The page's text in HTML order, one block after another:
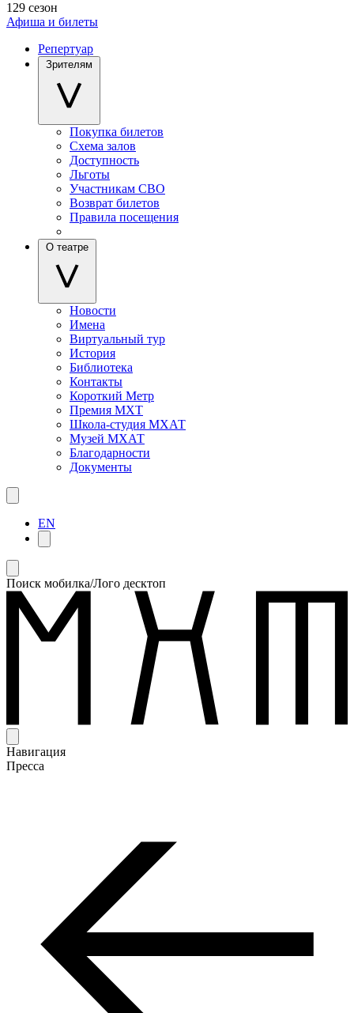
129 сезон
Афиша и билеты
Репертуар
Зрителям
Покупка билетов
Схема залов
Доступность
Льготы
Участникам СВО
Возврат билетов
Правила посещения
О театре
Новости
Имена
Виртуальный тур
История
Библиотека
Контакты
Короткий Метр
Премия МХТ
Школа-студия МХАТ
Музей МХАТ
Благодарности
Документы
EN
Поиск мобилка/Лого десктоп
Навигация
Пресса